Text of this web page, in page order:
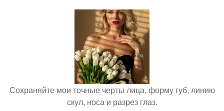
Сохраняйте мои точные черты лица, форму губ, линию
скул, носа и разрез глаз.